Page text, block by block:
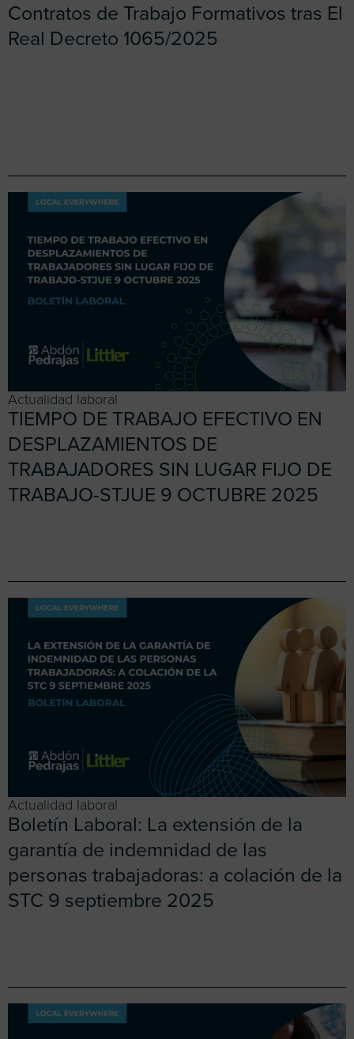
Contratos de Trabajo Formativos tras El
Real Decreto 1065/2025
Actualidad laboral
TIEMPO DE TRABAJO EFECTIVO EN
DESPLAZAMIENTOS DE
TRABAJADORES SIN LUGAR FIJO DE
TRABAJO-STJUE 9 OCTUBRE 2025
Actualidad laboral
Boletín Laboral: La extensión de la
garantía de indemnidad de las
personas trabajadoras: a colación de la
STC 9 septiembre 2025